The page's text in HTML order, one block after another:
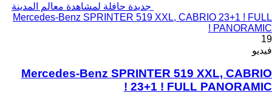
جديدة حافلة لمشاهدة معالم المدينة
Mercedes-Benz SPRINTER 519 XXL, CABRIO 23+1 ! FULL
PANORAMIC !
19
فيديو
Mercedes-Benz SPRINTER 519 XXL, CABRIO
23+1 ! FULL PANORAMIC !